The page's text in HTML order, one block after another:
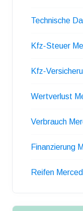
Technische
Kfz-Steuer
Kfz-
Wertverlust
Verbrauch
Finanzierung
Reifen